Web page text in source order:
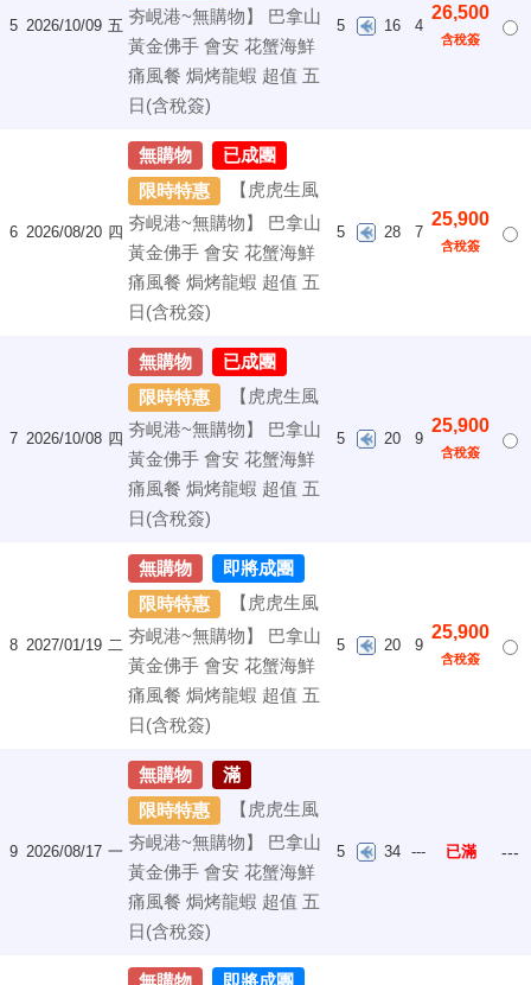
5 2026/10/09 五 夯峴港~無購物】 巴拿山
黃金佛手 會安 花蟹海鮮
痛風餐 焗烤龍蝦 超值 五
日(含稅簽)
5 16 4
26,500
含稅簽
6 2026/08/20 四
無購物
已成團
限時特惠
【虎虎生風
夯峴港~無購物】 巴拿山
黃金佛手 會安 花蟹海鮮
痛風餐 焗烤龍蝦 超值 五
日(含稅簽)
5 28 7
25,900
含稅簽
7 2026/10/08 四
無購物
已成團
限時特惠
【虎虎生風
夯峴港~無購物】 巴拿山
黃金佛手 會安 花蟹海鮮
痛風餐 焗烤龍蝦 超值 五
日(含稅簽)
5 20 9
25,900
含稅簽
8 2027/01/19 二
無購物
即將成團
限時特惠
【虎虎生風
夯峴港~無購物】 巴拿山
黃金佛手 會安 花蟹海鮮
痛風餐 焗烤龍蝦 超值 五
日(含稅簽)
5 20 9
25,900
含稅簽
9 2026/08/17 一
無購物
滿
限時特惠
【虎虎生風
夯峴港~無購物】 巴拿山
黃金佛手 會安 花蟹海鮮
痛風餐 焗烤龍蝦 超值 五
日(含稅簽)
5 34 --- 已滿 ---
無購物 即將成團